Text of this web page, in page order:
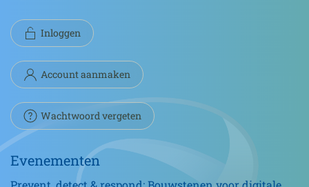
Inloggen
Account aanmaken
Wachtwoord vergeten
Evenementen